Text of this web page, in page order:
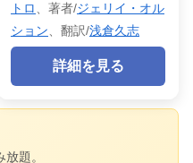
トロ
、著者/ジェリイ・オル
ション 、翻訳/浅倉久志
詳細を見る
題。